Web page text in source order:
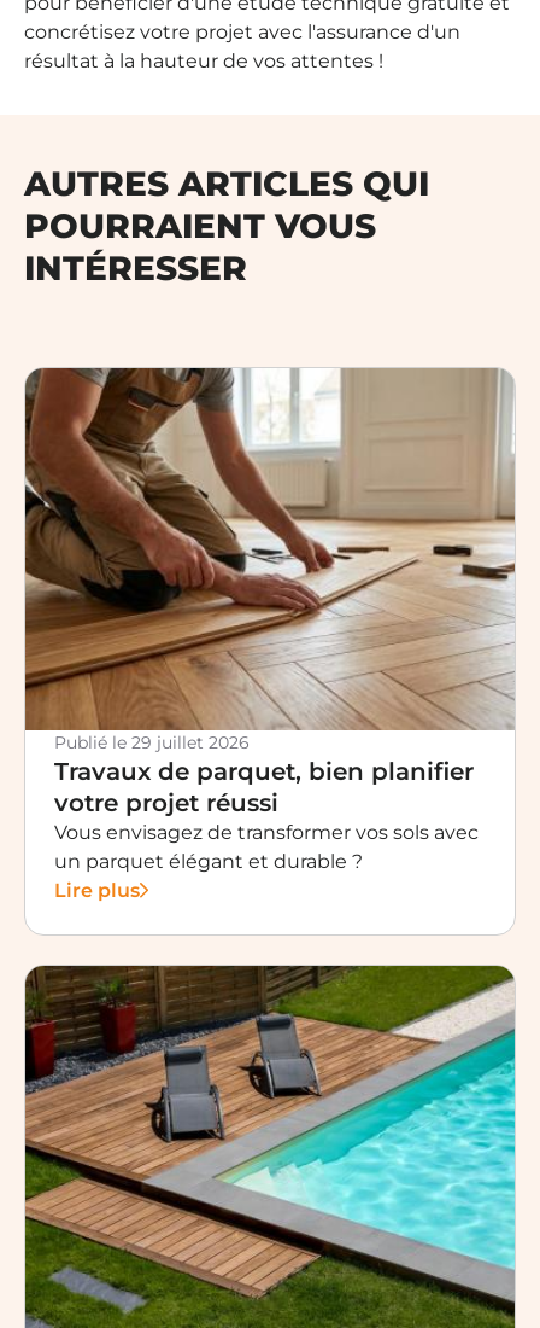
concrétisez votre projet avec l'assurance d'un
résultat à la hauteur de vos attentes !
AUTRES ARTICLES QUI
POURRAIENT VOUS
INTÉRESSER
Publié le 29 juillet 2026
Travaux de parquet, bien planifier
votre projet réussi
Vous envisagez de transformer vos sols avec
un parquet élégant et durable ?
Lire plus